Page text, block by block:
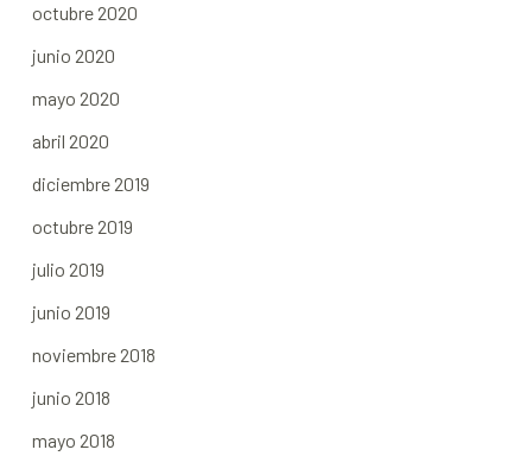
octubre 2020
junio 2020
mayo 2020
abril 2020
diciembre 2019
octubre 2019
julio 2019
junio 2019
noviembre 2018
junio 2018
mayo 2018